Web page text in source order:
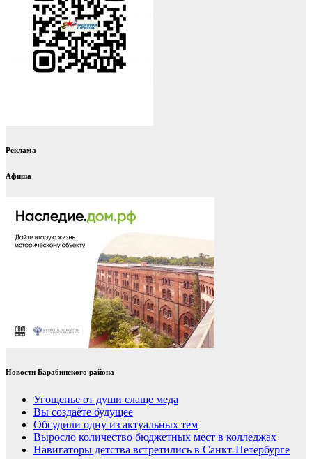
Реклама
Афиша
Новости Барабинского района
Угощенье от души слаще меда
Вы создаёте будущее
Обсудили одну из актуальных тем
Выросло количество бюджетных мест в колледжах
Навигаторы детства встретились в Санкт-Петербурге